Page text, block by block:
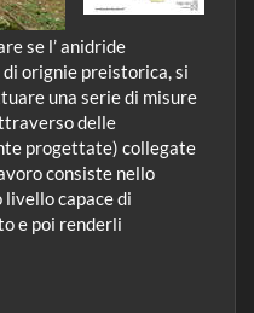
se l’ anidride
orignie preistorica, si
una serie di misure
delle
progettate) collegate
consiste nello
capace di
e poi renderli